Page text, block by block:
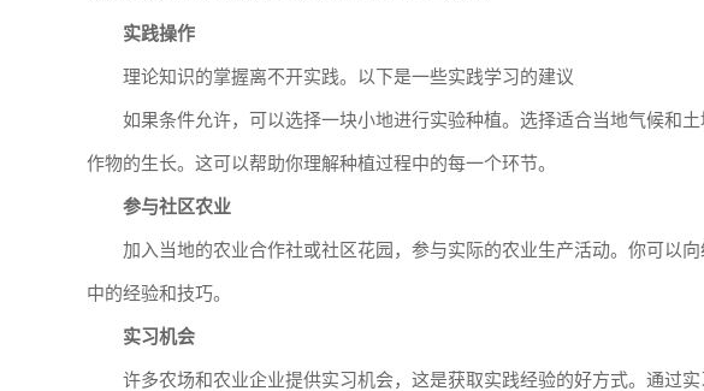
实践操作
理论知识的掌握离不开实践。以下是一些实践学习的建议
如果条件允许，可以选择一块小地进行实验种植。选择适合当地气候和
作物的生长。这可以帮助你理解种植过程中的每一个环节。
参与社区农业
加入当地的农业合作社或社区花园，参与实际的农业生产活动。你可以
中的经验和技巧。
实习机会
许多农场和农业企业提供实习机会，这是获取实践经验的好方式。通过